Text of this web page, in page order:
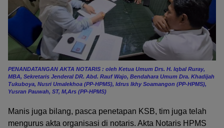
PENANDATANGAN AKTA NOTARIS : oleh Ketua Umum Drs. H. Iqbal Ruray,
MBA, Sekretaris Jenderal DR. Abd. Rauf Wajo, Bendahara Umum Dra. Khadijah
Tukuboya, Nusri Umalekhoa (PP-HPMS), Idrus Ikhy Soamangon (PP-HPMS),
Yusran Pauwah, ST, M,Ars (PP-HPMS)
Manis juga bilang, pasca penetapan KSB, tim juga telah
mengurus akta organisasi di notaris. Akta Notaris HPMS